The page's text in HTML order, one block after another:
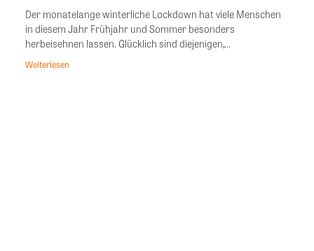
Der monatelange winterliche Lockdown hat viele Menschen
in diesem Jahr Frühjahr und Sommer besonders
herbeisehnen lassen. Glücklich sind diejenigen,...
Weiterlesen